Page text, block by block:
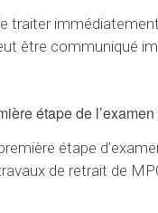
traiter
être communiqué
étape de
étape
de retrait de